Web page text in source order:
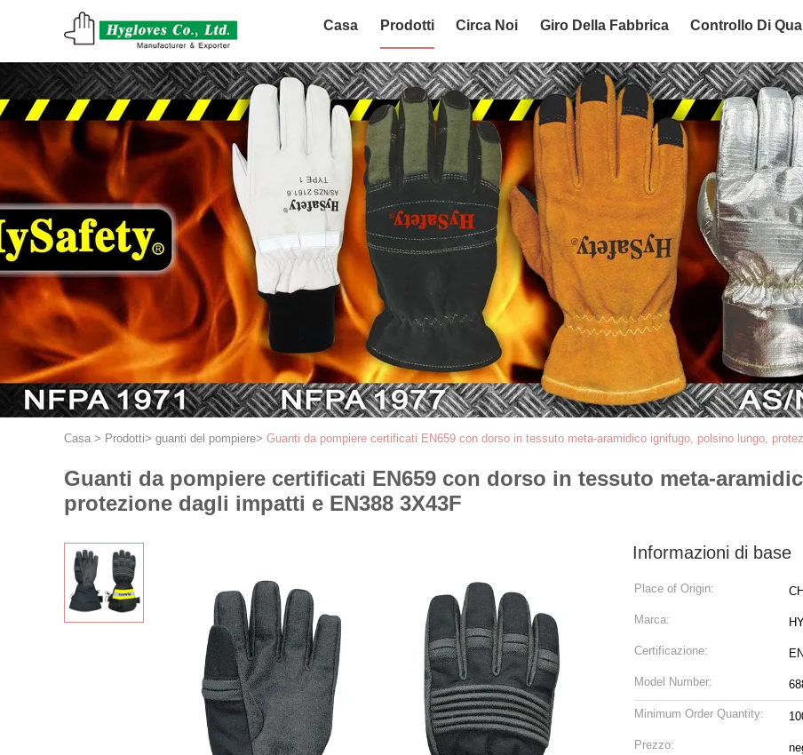
Casa Prodotti Circa Noi Giro Della Fabbrica Controllo Di
Casa > Prodotti> guanti del pompiere> Guanti da pompiere certificati EN659 con dorso in tessuto meta-aramidico ignifugo, polsino lungo,
Guanti da pompiere certificati EN659 con dorso in tessuto meta-
protezione dagli impatti e EN388 3X43F
Informazioni di base
Place of Origin:
Marca:
Certificazione:
Model Number:
Minimum Order Quantity:
Prezzo: